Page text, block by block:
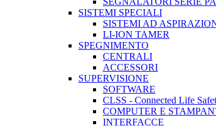
SISTEMI SPECIALI
SISTEMI AD
LI-ION TAMER
SPEGNIMENTO
CENTRALI
ACCESSORI
SUPERVISIONE
SOFTWARE
CLSS - Connected Life
COMPUTER E
INTERFACCE